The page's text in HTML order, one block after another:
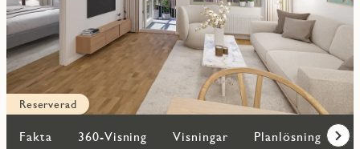
Reserverad
Fakta 360-Visning Visningar Planlösning